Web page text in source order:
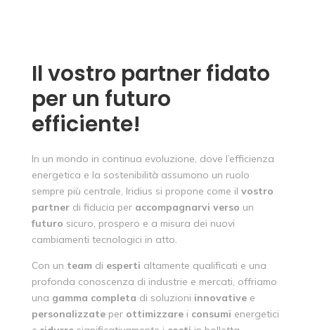
Il vostro partner fidato
per un futuro
efficiente!
In un mondo in continua evoluzione, dove l’efficienza
energetica e la sostenibilità assumono un ruolo
sempre più centrale, Iridius si propone come il vostro
partnerdi fiducia per accompagnarvi verso un
futuro sicuro, prospero e a misura dei nuovi
cambiamenti tecnologici in atto.
Con un teamdi esperti altamente qualificati e una
profonda conoscenza di industrie e mercati, offriamo
una gamma completa di soluzioni innovativee
personalizzateper ottimizzarei consumi energetici